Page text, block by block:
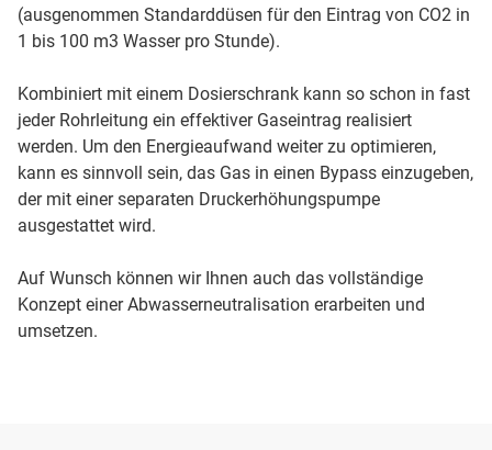
(ausgenommen Standarddüsen für den Eintrag von CO2 in
1 bis 100 m3 Wasser pro Stunde).
Kombiniert mit einem Dosierschrank kann so schon in fast
jeder Rohrleitung ein effektiver Gaseintrag realisiert
werden. Um den Energieaufwand weiter zu optimieren,
kann es sinnvoll sein, das Gas in einen Bypass einzugeben,
der mit einer separaten Druckerhöhungspumpe
ausgestattet wird.
Auf Wunsch können wir Ihnen auch das vollständige
Konzept einer Abwasserneutralisation erarbeiten und
umsetzen.